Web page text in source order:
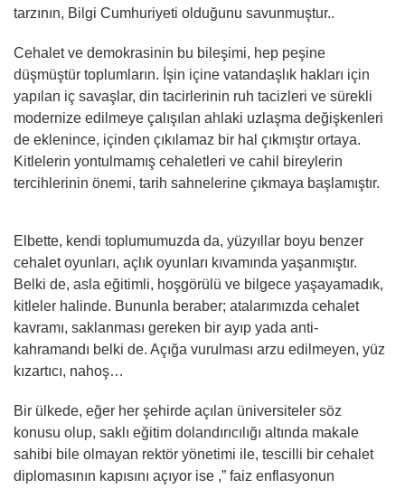
tarzının, Bilgi Cumhuriyeti olduğunu savunmuştur..
Cehalet ve demokrasinin bu bileşimi, hep peşine
düşmüştür toplumların. İşin içine vatandaşlık hakları için
yapılan iç savaşlar, din tacirlerinin ruh tacizleri ve sürekli
modernize edilmeye çalışılan ahlaki uzlaşma değişkenleri
de eklenince, içinden çıkılamaz bir hal çıkmıştır ortaya.
Kitlelerin yontulmamış cehaletleri ve cahil bireylerin
tercihlerinin önemi, tarih sahnelerine çıkmaya başlamıştır.
Elbette, kendi toplumumuzda da, yüzyıllar boyu benzer
cehalet oyunları, açlık oyunları kıvamında yaşanmıştır.
Belki de, asla eğitimli, hoşgörülü ve bilgece yaşayamadık,
kitleler halinde. Bununla beraber; atalarımızda cehalet
kavramı, saklanması gereken bir ayıp yada anti-
kahramandı belki de. Açığa vurulması arzu edilmeyen, yüz
kızartıcı, nahoş…
Bir ülkede, eğer her şehirde açılan üniversiteler söz
konusu olup, saklı eğitim dolandırıcılığı altında makale
sahibi bile olmayan rektör yönetimi ile, tescilli bir cehalet
diplomasının kapısını açıyor ise ,” faiz enflasyonun